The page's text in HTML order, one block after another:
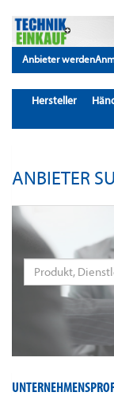
Anbieter werden
Hersteller
ANBIETER